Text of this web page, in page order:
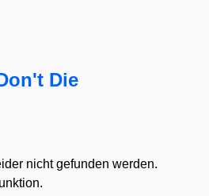
Die
nicht gefunden werden.